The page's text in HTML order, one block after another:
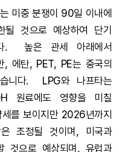
중 분쟁이 90일 이내에
것으로 예상하여 단기
다. 높은 관세 아래에서
, 에탄, PET, PE는 중국의
니다. LPG와 나프타는
원료에도 영향을 미칠
를 보이지만 2026년까지
조정될 것이며, 미국과
것으로 예상되며, 유럽과